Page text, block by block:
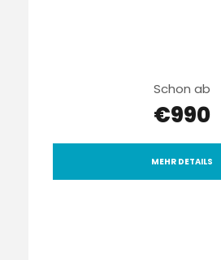
Schon ab
€990
MEHR DETAILS